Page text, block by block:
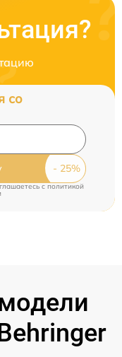
со
cполитикой